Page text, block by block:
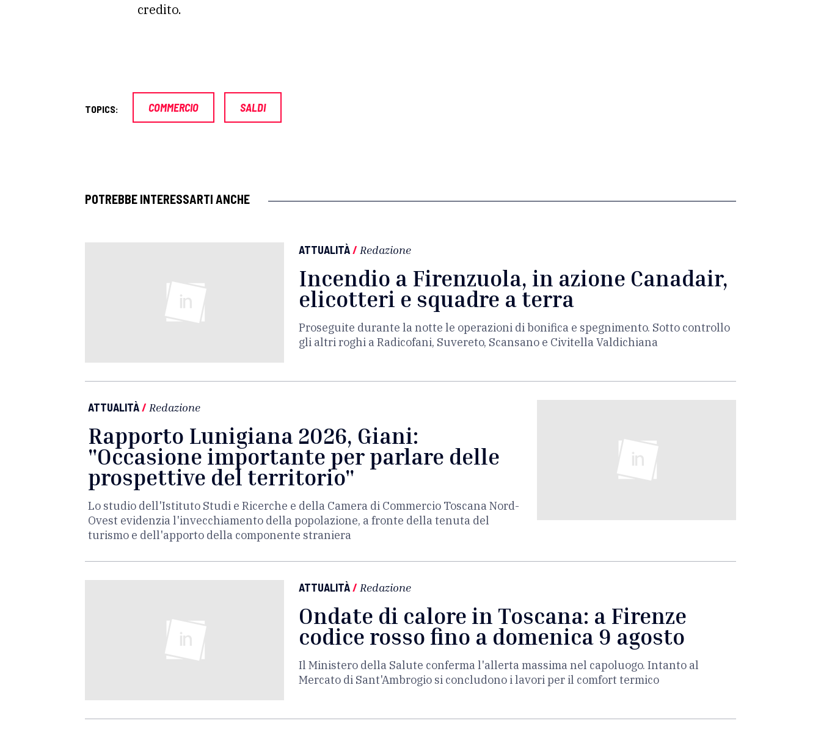
credito.
TOPICS: COMMERCIO SALDI
POTREBBE INTERESSARTI ANCHE
ATTUALITÀ/ Redazione
Incendio a Firenzuola, in azione Canadair,
elicotteri e squadre a terra
Proseguite durante la notte le operazioni di bonifica e spegnimento. Sotto controllo
gli altri roghi a Radicofani, Suvereto, Scansano e Civitella Valdichiana
ATTUALITÀ/ Redazione
Rapporto Lunigiana 2026, Giani:
"Occasione importante per parlare delle
prospettive del territorio"
Lo studio dell'Istituto Studi e Ricerche e della Camera di Commercio Toscana Nord-
Ovest evidenzia l'invecchiamento della popolazione, a fronte della tenuta del
turismo e dell'apporto della componente straniera
ATTUALITÀ/ Redazione
Ondate di calore in Toscana: a Firenze
codice rosso fino a domenica 9 agosto
Il Ministero della Salute conferma l'allerta massima nel capoluogo. Intanto al
Mercato di Sant'Ambrogio si concludono i lavori per il comfort termico